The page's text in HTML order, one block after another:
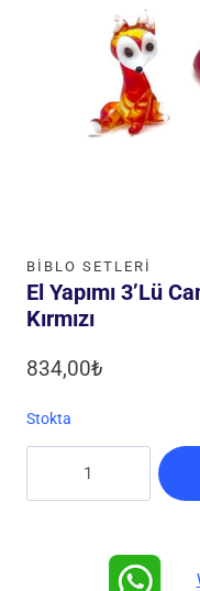
BIBLO SETLERI
El Yapımı 3’lü
Kırmızı
834,00₺
Stokta